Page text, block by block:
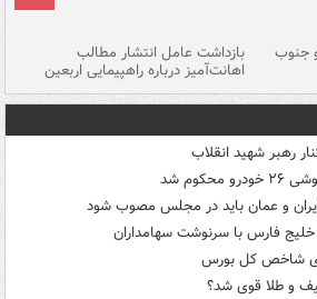
جنوب بازداشت عامل انتشار مطالب
اهانت‌آمیز درباره راهپیمایی اربعین
رهبر شهید انقلاب
شد
ایران و عمان باید در مجلس مصوب شود
فارس با سرنوشت سهامداران
و طلا قوی شد؟